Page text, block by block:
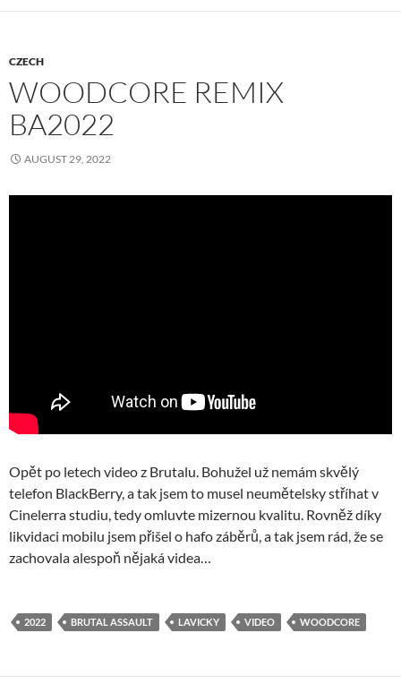
CZECH
WOODCORE REMIX
BA2022
AUGUST 29, 2022
Opět po letech video z Brutalu. Bohužel už nemám skvělý
telefon BlackBerry, a tak jsem to musel neumětelsky stříhat v
Cinelerra studiu, tedy omluvte mizernou kvalitu. Rovněž díky
likvidaci mobilu jsem přišel o hafo záběrů, a tak jsem rád, že se
zachovala alespoň nějaká videa…
2022 BRUTAL ASSAULT LAVICKY VIDEO WOODCORE